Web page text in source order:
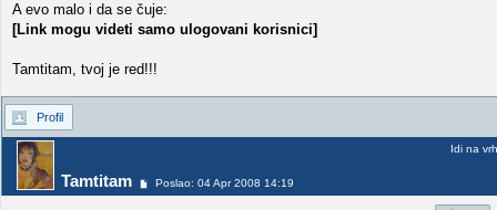
A evo malo i da se čuje:
[Link mogu videti samo ulogovani korisnici]
Tamtitam, tvoj je red!!!
Profil
Tamtitam Poslao: 04 Apr 2008 14:19
Idi na vrh